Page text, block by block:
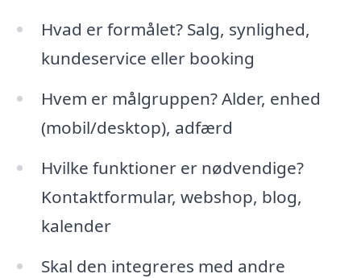
Hvad er formålet? Salg, synlighed,
kundeservice eller booking
Hvem er målgruppen? Alder, enhed
(mobil/desktop), adfærd
Hvilke funktioner er nødvendige?
Kontaktformular, webshop, blog,
kalender
Skal den integreres med andre